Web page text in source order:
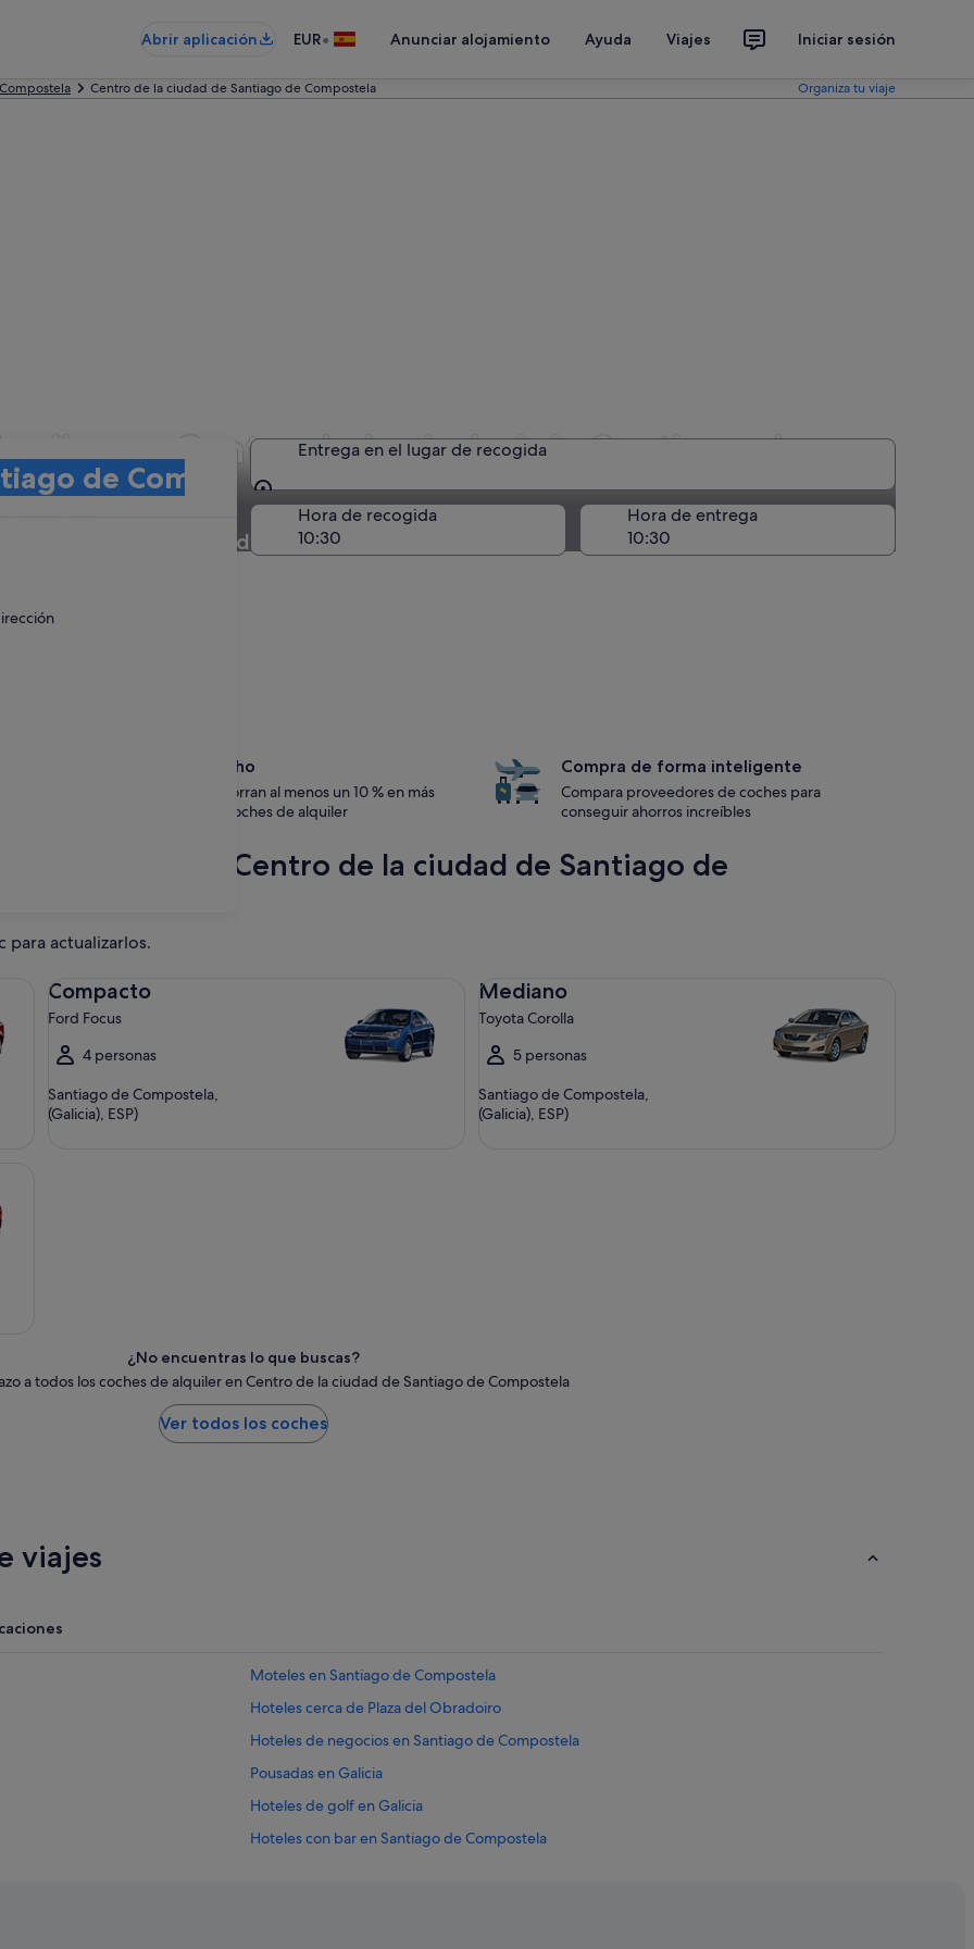
Abrir aplicación EUR• Anunciar alojamiento Ayuda Viajes Iniciar sesión
Centro de la ciudad de Santiago de Compostela Organiza tu viaje
en Centro de la ciudad de Santiago de
en Centro de la ciudad de Santiago de Compostela
Entrega en el lugar de recogida
Entrega en el lugar de recogida
Hora de recogida Hora de entrega
recargo.
Date un capricho
Los miembros ahorran al menos un 10 % en más
de un millón de coches de alquiler
Compra de forma inteligente
Compara proveedores de coches para
conseguir ahorros increíbles
de coches en Centro de la ciudad de Santiago de
para actualizarlos.
Compacto
Ford Focus
4 personas
Santiago de Compostela,
(Galicia), ESP)
Mediano
Toyota Corolla
5 personas
Santiago de Compostela,
(Galicia), ESP)
¿No encuentras lo que buscas?
a todos los coches de alquiler en Centro de la ciudad de Santiago de Compostela
Ver todos los coches
viajes
Moteles en Santiago de Compostela
Hoteles cerca de Plaza del Obradoiro
Hoteles de negocios en Santiago de Compostela
Pousadas en Galicia
Hoteles de golf en Galicia
Hoteles con bar en Santiago de Compostela